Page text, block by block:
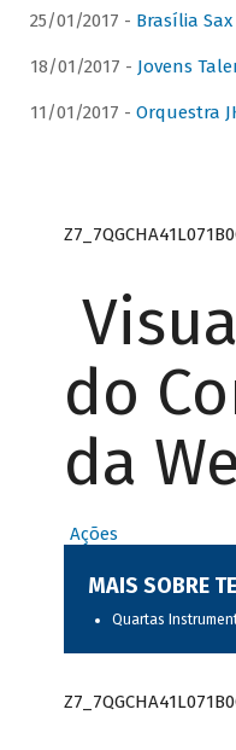
25/01/2017 - Brasília
18/01/2017 - Jovens
11/01/2017 - Orquestra
do
da
Ações
MAIS SOBRE
Quartas